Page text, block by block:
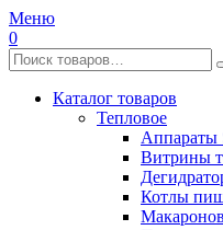
Меню
0
Каталог товаров
Тепловое
Аппараты
Витрины
Котлы